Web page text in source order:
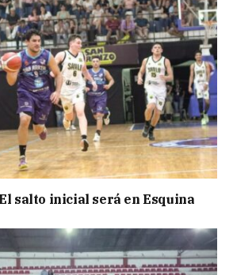
salto inicial será en Esquina